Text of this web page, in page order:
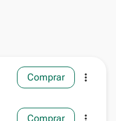
Comprar more_vert
Comprar more_vert